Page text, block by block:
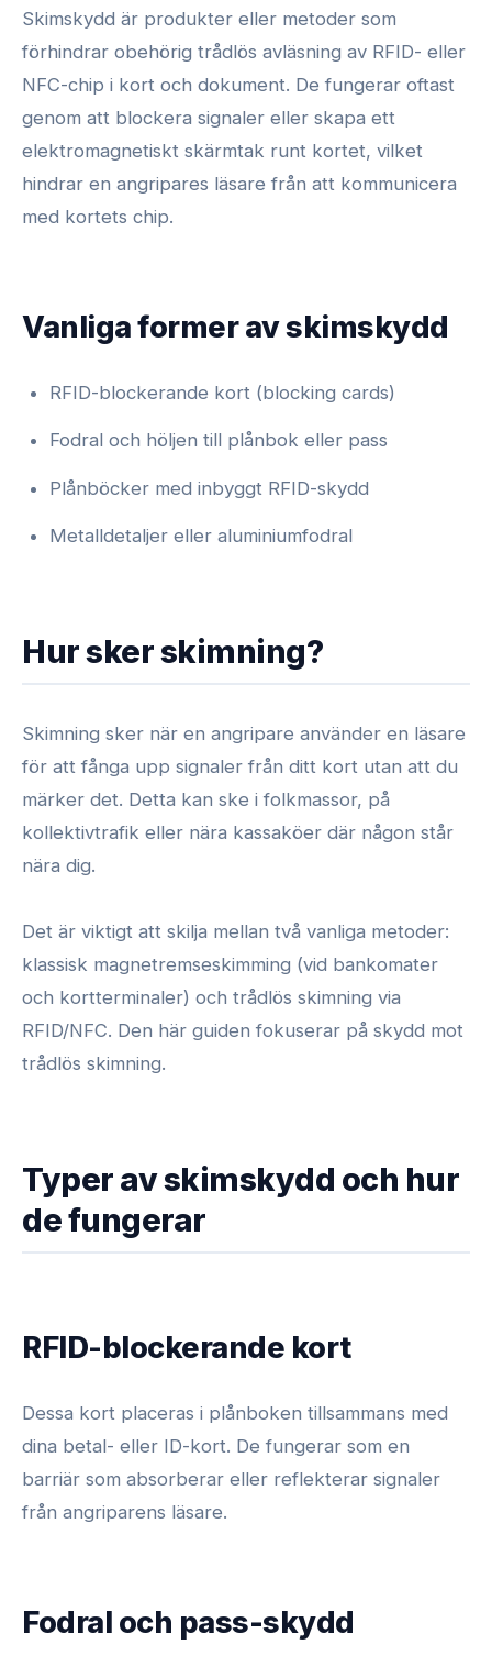
Skimskydd är produkter eller metoder som
förhindrar obehörig trådlös avläsning av RFID- eller
NFC-chip i kort och dokument. De fungerar oftast
genom att blockera signaler eller skapa ett
elektromagnetiskt skärmtak runt kortet, vilket
hindrar en angripares läsare från att kommunicera
med kortets chip.
Vanliga former av skimskydd
RFID-blockerande kort (blocking cards)
Fodral och höljen till plånbok eller pass
Plånböcker med inbyggt RFID-skydd
Metalldetaljer eller aluminiumfodral
Hur sker skimning?
Skimning sker när en angripare använder en läsare
för att fånga upp signaler från ditt kort utan att du
märker det. Detta kan ske i folkmassor, på
kollektivtrafik eller nära kassaköer där någon står
nära dig.
Det är viktigt att skilja mellan två vanliga metoder:
klassisk magnetremseskimming (vid bankomater
och kortterminaler) och trådlös skimning via
RFID/NFC. Den här guiden fokuserar på skydd mot
trådlös skimning.
Typer av skimskydd och hur
de fungerar
RFID-blockerande kort
Dessa kort placeras i plånboken tillsammans med
dina betal- eller ID-kort. De fungerar som en
barriär som absorberar eller reflekterar signaler
från angriparens läsare.
Fodral och pass-skydd